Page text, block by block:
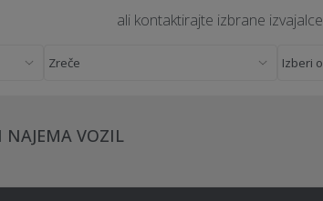
ali kontaktirajte izbrane izvajalce
NAJEMA VOZIL